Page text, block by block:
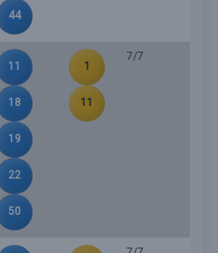
44
11
18
19
22
50
1
11
7/7